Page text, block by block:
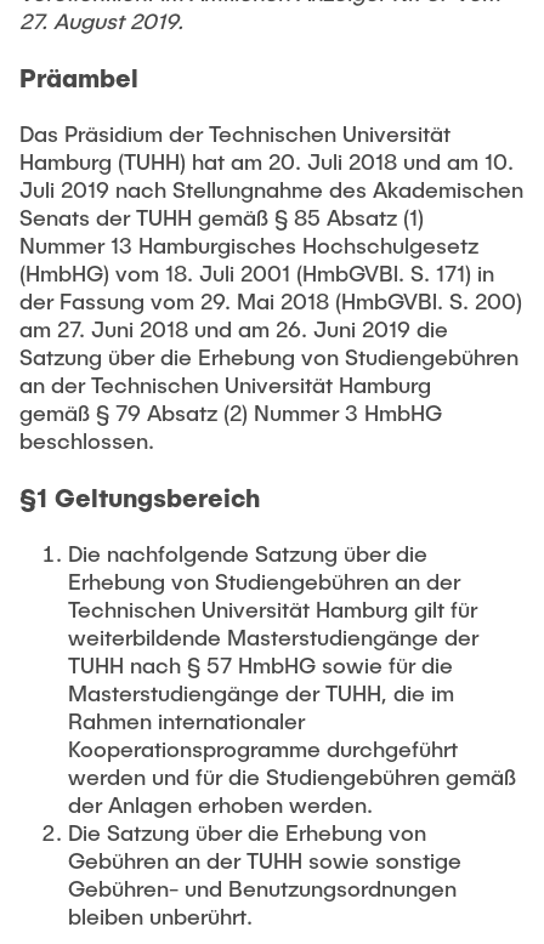
"Biobased Processes and Reactor
Research and institutes
Institutes
Overview
27. August 2019.
Präambel
Das Präsidium der Technischen Universität
Hamburg (TUHH) hat am 20. Juli 2018 und am 10.
Juli 2019 nach Stellungnahme des Akademischen
Senats der TUHH gemäß § 85 Absatz (1)
Nummer 13 Hamburgisches Hochschulgesetz
(HmbHG) vom 18. Juli 2001 (HmbGVBl. S. 171) in
der Fassung vom 29. Mai 2018 (HmbGVBl. S. 200)
am 27. Juni 2018 und am 26. Juni 2019 die
Satzung über die Erhebung von Studiengebühren
an der Technischen Universität Hamburg
gemäß § 79 Absatz (2) Nummer 3 HmbHG
beschlossen.
§1 Geltungsbereich
Die nachfolgende Satzung über die
Erhebung von Studiengebühren an der
Technischen Universität Hamburg gilt für
weiterbildende Masterstudiengänge der
TUHH nach § 57 HmbHG sowie für die
Masterstudiengänge der TUHH, die im
Rahmen internationaler
Kooperationsprogramme durchgeführt
werden und für die Studiengebühren gemäß
der Anlagen erhoben werden.
Die Satzung über die Erhebung von
Gebühren an der TUHH sowie sonstige
Gebühren- und Benutzungsordnungen
bleiben unberührt.